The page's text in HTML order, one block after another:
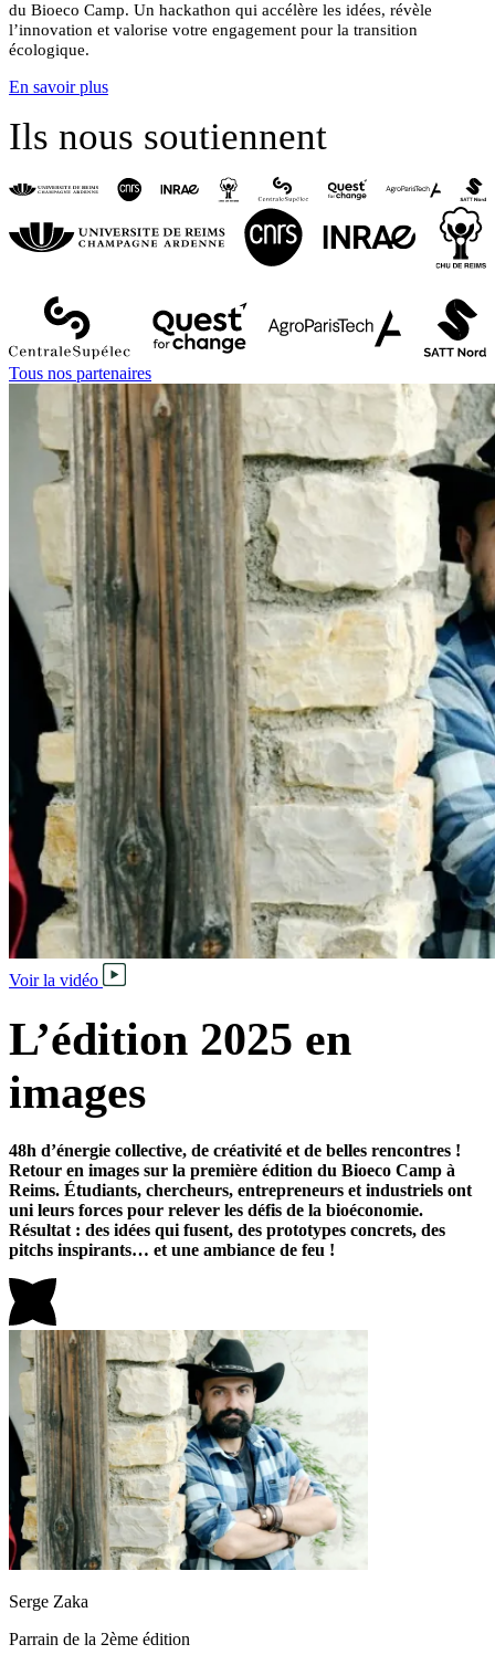
du Bioeco Camp. Un hackathon qui accélère les idées, révèle
l’innovation et valorise votre engagement pour la transition
écologique.
En savoir plus
Ils nous soutiennent
Tous nos partenaires
Voir la vidéo
L’édition 2025 en
images
48h d’énergie collective, de créativité et de belles rencontres !
Retour en images sur la première édition du Bioeco Camp à
Reims. Étudiants, chercheurs, entrepreneurs et industriels ont
uni leurs forces pour relever les défis de la bioéconomie.
Résultat : des idées qui fusent, des prototypes concrets, des
pitchs inspirants… et une ambiance de feu !
Serge Zaka
Parrain de la 2ème édition